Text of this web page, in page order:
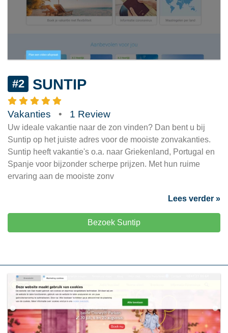
#2 SUNTIP
Vakanties • 1 Review
Uw ideale vakantie naar de zon vinden? Dan bent u bij
Suntip op het juiste adres voor de mooiste zonvakanties.
Suntip heeft vakantie's o.a. naar Griekenland, Portugal en
Spanje voor bijzonder scherpe prijzen. Met hun ruime
ervaring aan de mooiste zonv
Lees verder »
Bezoek Suntip